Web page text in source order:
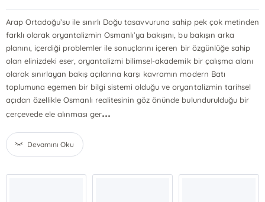
Arap Ortadoğu’su ile sınırlı Doğu tasavvuruna sahip pek çok metinden
farklı olarak oryantalizmin Osmanlı’ya bakışını, bu bakışın arka
planını, içerdiği problemler ile sonuçlarını içeren bir özgünlüğe sahip
olan elinizdeki eser, oryantalizmi bilimsel-akademik bir çalışma alanı
olarak sınırlayan bakış açılarına karşı kavramın modern Batı
toplumuna egemen bir bilgi sistemi olduğu ve oryantalizmin tarihsel
açıdan özellikle Osmanlı realitesinin göz önünde bulundurulduğu bir
çerçevede ele alınması ger...
Devamını Oku